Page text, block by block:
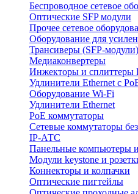
Беспроводное сетевое
Оптические SFP модули
Прочее сетевое
Оборудование для
Трансиверы (SFP-модули)
Медиаконвертеры
Инжекторы и сплиттеры
Удлинители Ethernet с
Оборудование Wi-Fi
Удлинители Ethernet
PoE коммутаторы
Сетевые коммутаторы
IP-АТС
Панельные компьютеры
Модули keystone и
Коннекторы и колпачки
Оптические пигтейлы